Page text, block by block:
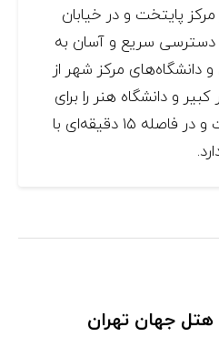
پایتخت و در خیابان
سریع و آسان به
و دانشگاه‌های مرکز شهر از
و دانشگاه هنر را برای
مهمانان فراهم کرده است و در فاصله ۱۵ دقیقه‌ای با
هتل جهان تهران